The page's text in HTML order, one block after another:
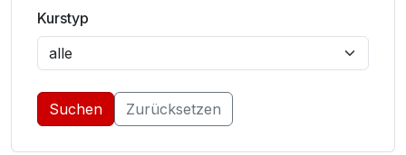
Kurstyp
Suchen Zurücksetzen